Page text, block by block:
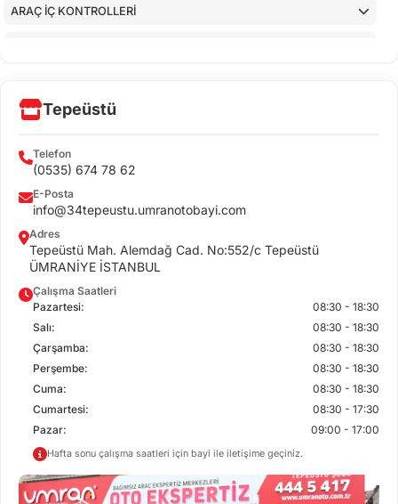
ARAÇ İÇ KONTROLLERİ
Tepeüstü
Telefon
(0535) 674 78 62
E-Posta
info@34tepeustu.umranotobayi.com
Adres
Tepeüstü Mah. Alemdağ Cad. No:552/c Tepeüstü
ÜMRANİYE İSTANBUL
Çalışma Saatleri
Pazartesi:
08:30 - 18:30
Salı:
08:30 - 18:30
Çarşamba:
08:30 - 18:30
Perşembe:
08:30 - 18:30
Cuma:
08:30 - 18:30
Cumartesi:
08:30 - 17:30
Pazar:
09:00 - 17:00
Hafta sonu çalışma saatleri için bayi ile iletişime geçiniz.